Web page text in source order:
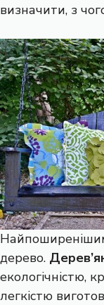
визначити, з
дерево.
екологічністю,
легкістю